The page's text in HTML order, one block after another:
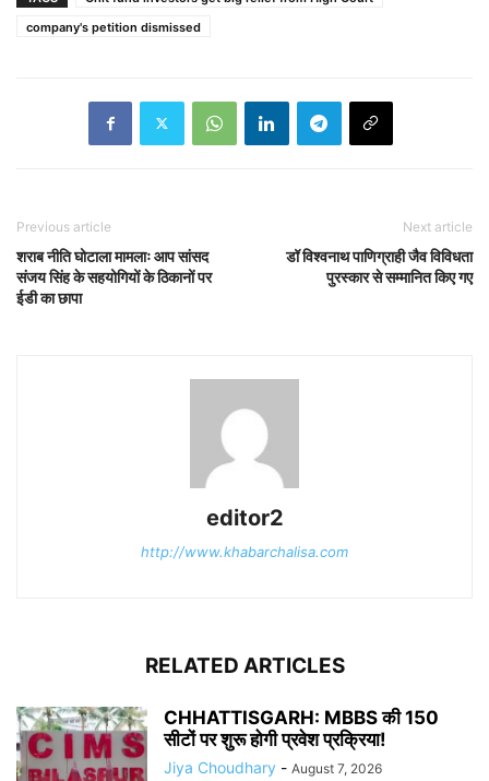
company's petition dismissed
Previous article
शराब नीति घोटाला मामलाः आप सांसद
संजय सिंह के सहयोगियों के ठिकानों पर
ईडी का छापा
Next article
डॉ विश्वनाथ पाणिग्राही जैव विविधता
पुरस्कार से सम्मानित किए गए
editor2
http://www.khabarchalisa.com
RELATED ARTICLES
CHHATTISGARH: MBBS की 150
सीटों पर शुरू होगी प्रवेश प्रक्रिया!
Jiya Choudhary - August 7, 2026